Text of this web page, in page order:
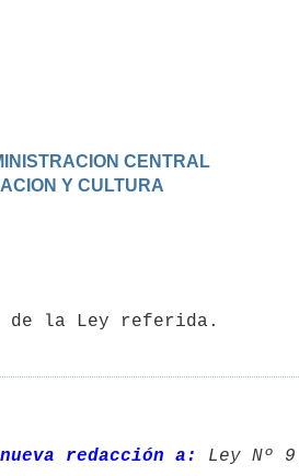
CENTRAL
Y CULTURA
redacción a:
Ley Nº